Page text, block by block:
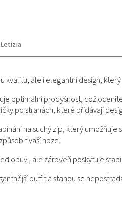
Letizia
kvalitu, ale i elegantní design,
optimální prodyšnost, což
po stranách, které přidávají
na suchý zip, který umožňuje
vaší noze.
obuvi, ale zároveň poskytuje
outfit a stanou se